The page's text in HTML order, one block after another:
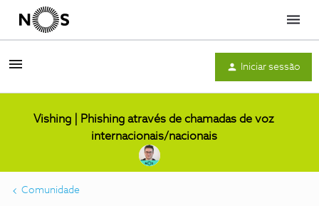
Menu
Iniciar sessão
Vishing | Phishing através de chamadas de voz
internacionais/nacionais
Comunidade